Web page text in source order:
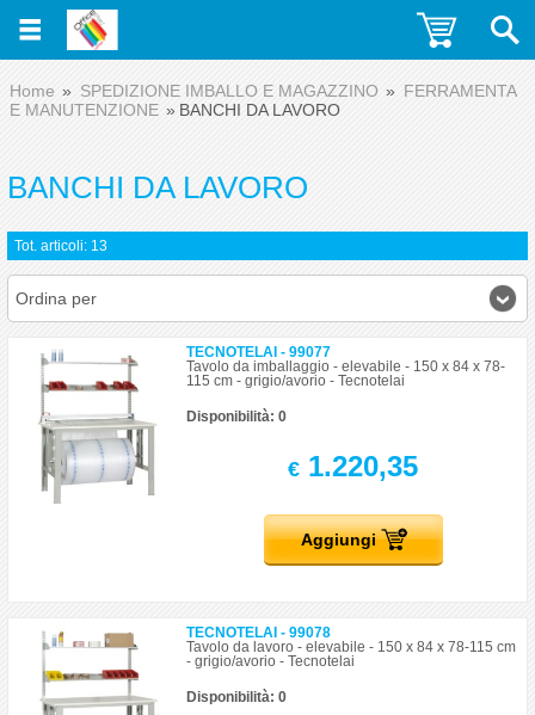
Home SPEDIZIONE IMBALLO E MAGAZZINO
FERRAMENTA
E MANUTENZIONE
BANCHI DA LAVORO
BANCHI DA LAVORO
Tot. articoli: 13
Ordina per
TECNOTELAI - 99077
Tavolo da imballaggio - elevabile - 150 x 84 x 78-
115 cm - grigio/avorio - Tecnotelai
Disponibilità: 0
€ 1.220,35
Aggiungi
TECNOTELAI - 99078
Tavolo da lavoro - elevabile - 150 x 84 x 78-115 cm
- grigio/avorio - Tecnotelai
Disponibilità: 0